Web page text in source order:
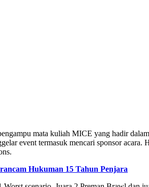
mata kuliah MICE yang hadir
event termasuk mencari sponsor
Hukuman 15 Tahun Penjara